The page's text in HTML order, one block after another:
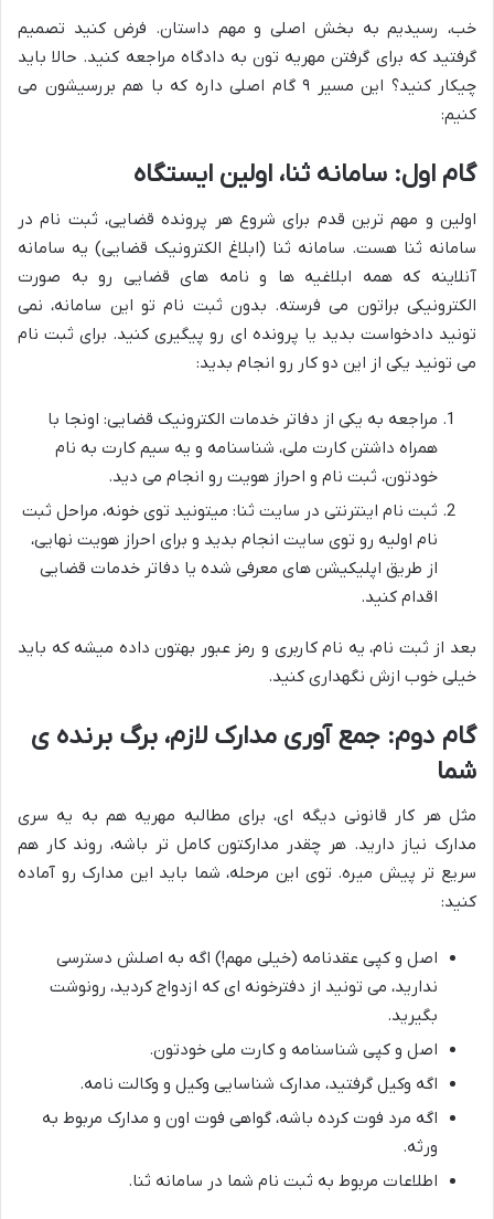
خب، رسیدیم به بخش اصلی و مهم داستان. فرض کنید تصمیم
گرفتید که برای گرفتن مهریه تون به دادگاه مراجعه کنید. حالا باید
چیکار کنید؟ این مسیر ۹ گام اصلی داره که با هم بررسیشون می
کنیم:
گام اول: سامانه ثنا، اولین ایستگاه
اولین و مهم ترین قدم برای شروع هر پرونده قضایی، ثبت نام در
سامانه ثنا هست. سامانه ثنا (ابلاغ الکترونیک قضایی) یه سامانه
آنلاینه که همه ابلاغیه ها و نامه های قضایی رو به صورت
الکترونیکی براتون می فرسته. بدون ثبت نام تو این سامانه، نمی
تونید دادخواست بدید یا پرونده ای رو پیگیری کنید. برای ثبت نام
می تونید یکی از این دو کار رو انجام بدید:
مراجعه به یکی از دفاتر خدمات الکترونیک قضایی: اونجا با
همراه داشتن کارت ملی، شناسنامه و یه سیم کارت به نام
خودتون، ثبت نام و احراز هویت رو انجام می دید.
ثبت نام اینترنتی در سایت ثنا: میتونید توی خونه، مراحل ثبت
نام اولیه رو توی سایت انجام بدید و برای احراز هویت نهایی،
از طریق اپلیکیشن های معرفی شده یا دفاتر خدمات قضایی
اقدام کنید.
بعد از ثبت نام، یه نام کاربری و رمز عبور بهتون داده میشه که باید
خیلی خوب ازش نگهداری کنید.
گام دوم: جمع آوری مدارک لازم، برگ برنده ی
شما
مثل هر کار قانونی دیگه ای، برای مطالبه مهریه هم به یه سری
مدارک نیاز دارید. هر چقدر مدارکتون کامل تر باشه، روند کار هم
سریع تر پیش میره. توی این مرحله، شما باید این مدارک رو آماده
کنید:
اصل و کپی عقدنامه (خیلی مهم!) اگه به اصلش دسترسی
ندارید، می تونید از دفترخونه ای که ازدواج کردید، رونوشت
بگیرید.
اصل و کپی شناسنامه و کارت ملی خودتون.
اگه وکیل گرفتید، مدارک شناسایی وکیل و وکالت نامه.
اگه مرد فوت کرده باشه، گواهی فوت اون و مدارک مربوط به
ورثه.
اطلاعات مربوط به ثبت نام شما در سامانه ثنا.